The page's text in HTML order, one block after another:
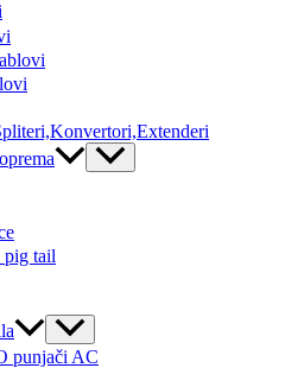
Menu
Toggle
pig tail
Menu
Toggle
punjači AC